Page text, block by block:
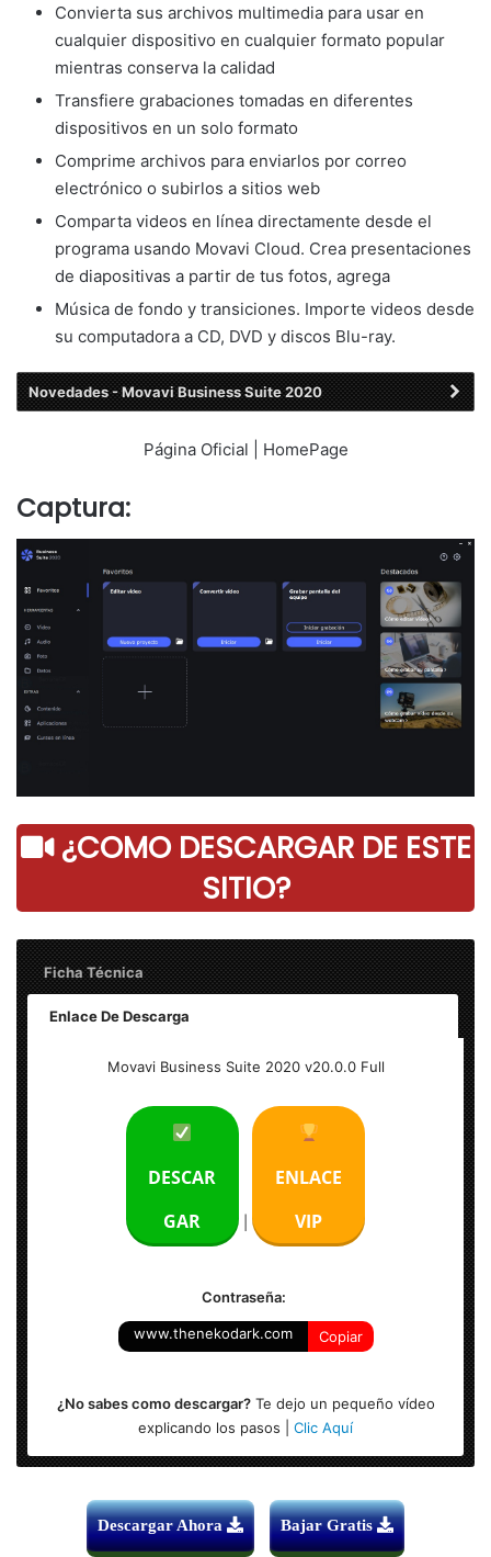
Convierta sus archivos multimedia para usar en
cualquier dispositivo en cualquier formato popular
mientras conserva la calidad
Transfiere grabaciones tomadas en diferentes
dispositivos en un solo formato
Comprime archivos para enviarlos por correo
electrónico o subirlos a sitios web
Comparta videos en línea directamente desde el
programa usando Movavi Cloud. Crea presentaciones
de diapositivas a partir de tus fotos, agrega
Música de fondo y transiciones. Importe videos desde
su computadora a CD, DVD y discos Blu-ray.
Novedades - Movavi Business Suite 2020
Página Oficial | HomePage
Captura:
¿COMO DESCARGAR DE ESTE
SITIO?
Ficha Técnica
Enlace De Descarga
Movavi Business Suite 2020 v20.0.0 Full
DESCAR
GAR
ENLACE
VIP
Contraseña:
www.thenekodark.com Copiar
¿No sabes como descargar?Te dejo un pequeño vídeo
explicando los pasos | Clic Aquí
Descargar Ahora Bajar Gratis